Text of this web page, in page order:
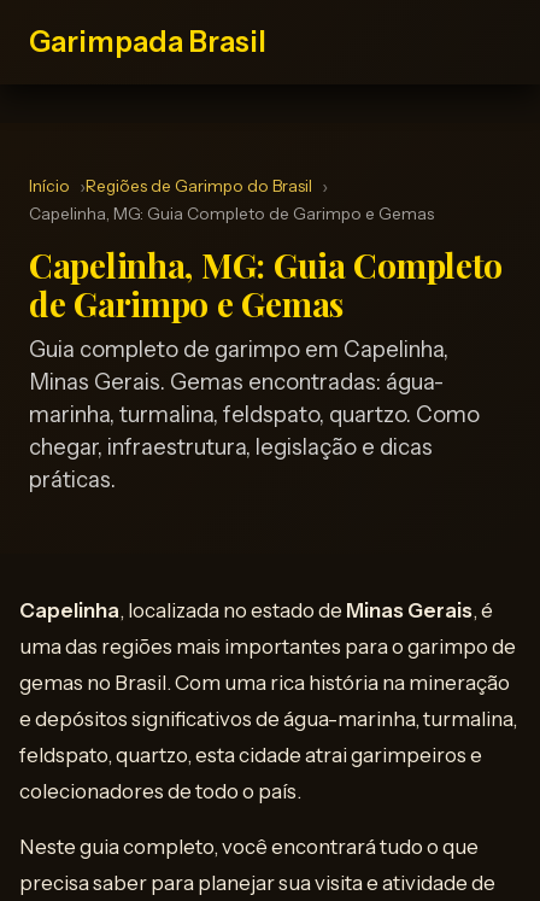
Garimpada Brasil
Início
Regiões de Garimpo do Brasil
Capelinha, MG: Guia Completo de Garimpo e Gemas
Capelinha, MG: Guia Completo
de Garimpo e Gemas
Guia completo de garimpo em Capelinha,
Minas Gerais. Gemas encontradas: água-
marinha, turmalina, feldspato, quartzo. Como
chegar, infraestrutura, legislação e dicas
práticas.
Capelinha, localizada no estado de Minas Gerais, é
uma das regiões mais importantes para o garimpo de
gemas no Brasil. Com uma rica história na mineração
e depósitos significativos de água-marinha, turmalina,
feldspato, quartzo, esta cidade atrai garimpeiros e
colecionadores de todo o país.
Neste guia completo, você encontrará tudo o que
precisa saber para planejar sua visita e atividade de